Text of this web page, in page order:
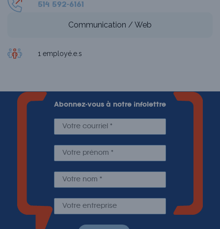
514 592-6161
Communication / Web
1 employé.e.s
Abonnez-vous à notre infolettre